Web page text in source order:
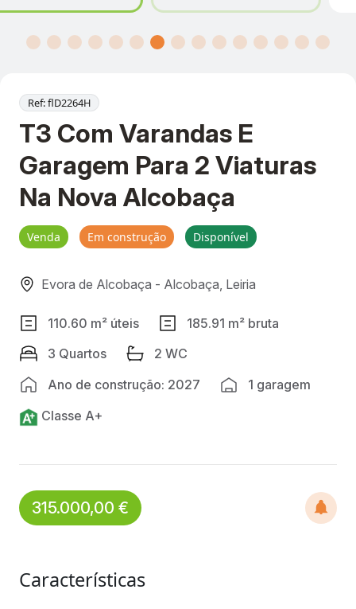
Ref: flD2264H
T3 Com Varandas E
Garagem Para 2 Viaturas
Na Nova Alcobaça
Venda Em construção Disponível
Evora de Alcobaça - Alcobaça, Leiria
110.60 m² úteis
185.91 m² bruta
3 Quartos
2 WC
Ano de construção: 2027
1 garagem
Classe A+
315.000,00 €
Características